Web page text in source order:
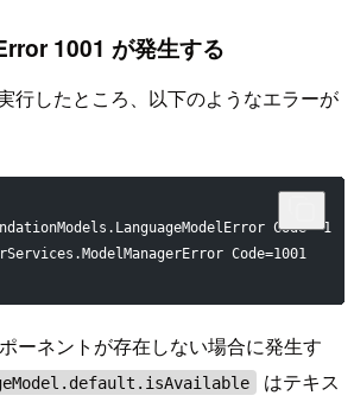
1001 が発生する
行したところ、以下のようなエラーが
Code=-1
Code=1001
ーネントが存在しない場合に発生す
はテキス